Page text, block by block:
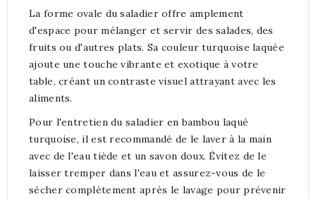
La forme ovale du saladier offre amplement
d'espace pour mélanger et servir des salades, des
fruits ou d'autres plats. Sa couleur turquoise laquée
ajoute une touche vibrante et exotique à votre
table, créant un contraste visuel attrayant avec les
aliments.
Pour l'entretien du saladier en bambou laqué
turquoise, il est recommandé de le laver à la main
avec de l'eau tiède et un savon doux. Évitez de le
laisser tremper dans l'eau et assurez-vous de le
sécher complètement après le lavage pour prévenir